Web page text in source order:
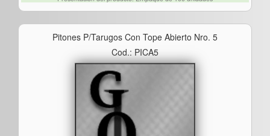
Pitones P/tarugos Con Tope Abierto Nro. 5
Cod.: PICA5